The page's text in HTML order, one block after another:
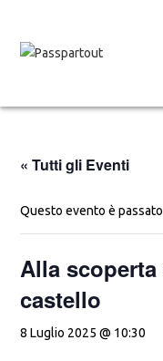
« Tutti gli Eventi
Questo evento è
Alla
castello
8 Luglio 2025 @ 10:30